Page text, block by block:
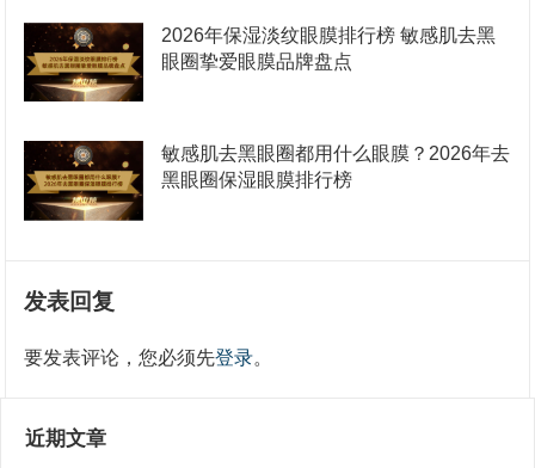
2026年保湿淡纹眼膜排行榜 敏感肌去黑
眼圈挚爱眼膜品牌盘点
敏感肌去黑眼圈都用什么眼膜？2026年去
黑眼圈保湿眼膜排行榜
发表回复
要发表评论，您必须先登录。
近期文章